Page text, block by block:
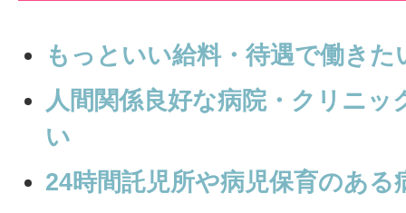
もっといい給料・待遇で働きた
人間関係良好な病院・クリニッ
い
24時間託児所や病児保育のある